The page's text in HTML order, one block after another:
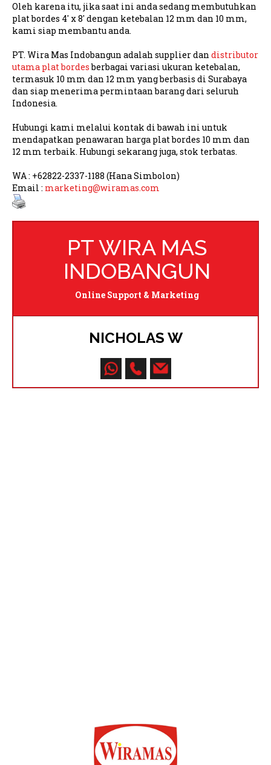
Oleh karena itu, jika saat ini anda sedang membutuhkan
plat bordes 4' x 8' dengan ketebalan 12 mm dan 10 mm,
kami siap membantu anda.
PT. Wira Mas Indobangun adalah supplier dan distributor
utama plat bordesberbagai variasi ukuran ketebalan,
termasuk 10 mm dan 12 mm yang berbasis di Surabaya
dan siap menerima permintaan barang dari seluruh
Indonesia.
Hubungi kami melalui kontak di bawah ini untuk
mendapatkan penawaran harga plat bordes 10 mm dan
12 mm terbaik. Hubungi sekarang juga, stok terbatas.
WA : +62822-2337-1188 (Hana Simbolon)
Email : marketing@wiramas.com
PT WIRA MAS
INDOBANGUN
Online Support & Marketing
NICHOLAS W